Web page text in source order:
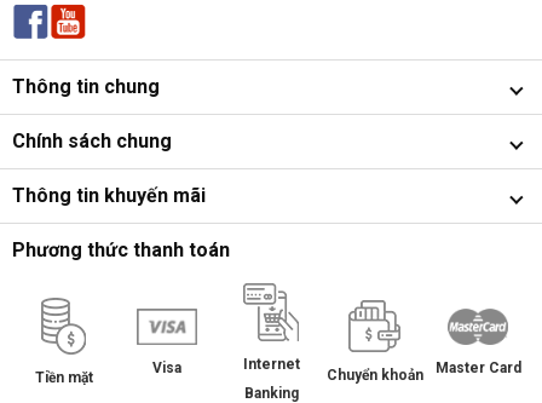
Thông tin chung
Chính sách chung
Thông tin khuyến mãi
Phương thức thanh toán
Tiền mặt
Visa
Internet
Banking
Chuyển khoản Master Card